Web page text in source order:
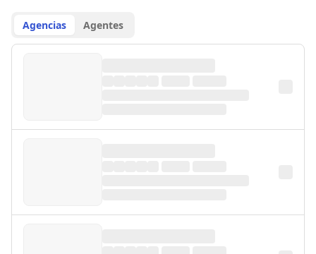
Agencias Agentes